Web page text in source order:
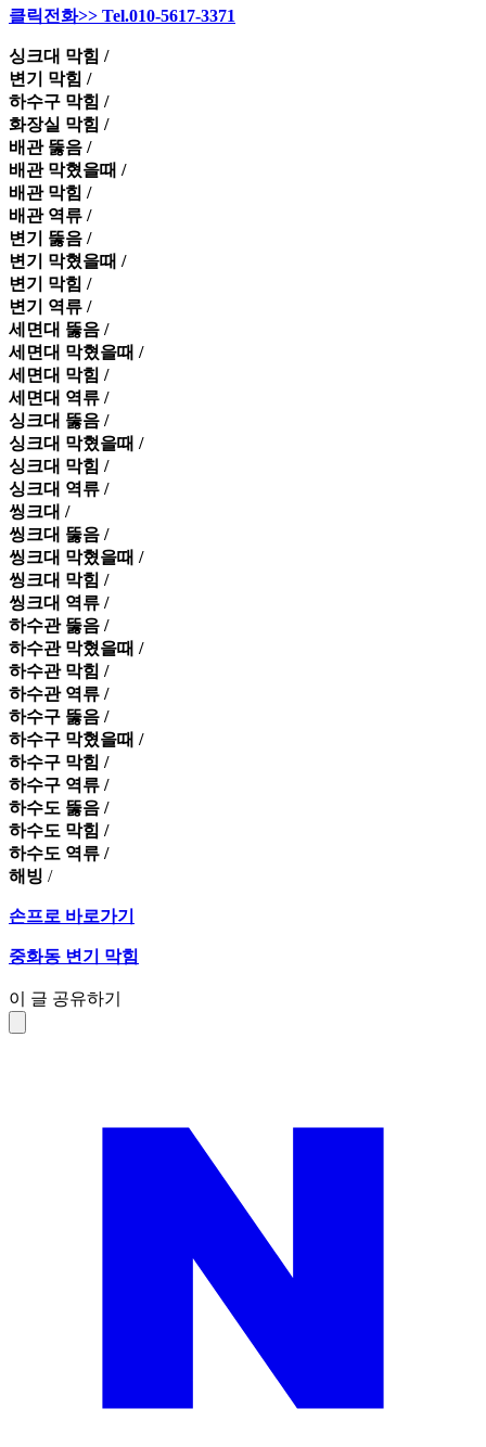
클릭전화>> Tel.010-5617-3371
싱크대 막힘 /
변기 막힘 /
하수구 막힘 /
화장실 막힘 /
배관 뚫음 /
배관 막혔을때 /
배관 막힘 /
배관 역류 /
변기 뚫음 /
변기 막혔을때 /
변기 막힘 /
변기 역류 /
세면대 뚫음 /
세면대 막혔을때 /
세면대 막힘 /
세면대 역류 /
싱크대 뚫음 /
싱크대 막혔을때 /
싱크대 막힘 /
싱크대 역류 /
씽크대 /
씽크대 뚫음 /
씽크대 막혔을때 /
씽크대 막힘 /
씽크대 역류 /
하수관 뚫음 /
하수관 막혔을때 /
하수관 막힘 /
하수관 역류 /
하수구 뚫음 /
하수구 막혔을때 /
하수구 막힘 /
하수구 역류 /
하수도 뚫음 /
하수도 막힘 /
하수도 역류 /
해빙 /
손프로 바로가기
중화동 변기 막힘
이 글 공유하기